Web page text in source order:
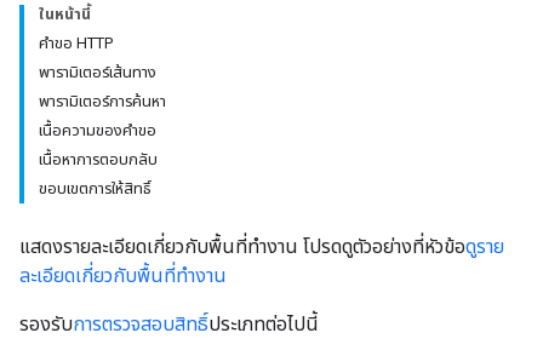
ในหน้านี้
คำขอ HTTP
พารามิเตอร์เส้นทาง
พารามิเตอร์การค้นหา
เนื้อความของคำขอ
เนื้อหาการตอบกลับ
ขอบเขตการให้สิทธิ์
แสดงรายละเอียดเกี่ยวกับพื้นที่ทำงาน โปรดดูตัวอย่างที่หัวข้อดูราย
ละเอียดเกี่ยวกับพื้นที่ทำงาน
รองรับการตรวจสอบสิทธิ์ประเภทต่อไปนี้